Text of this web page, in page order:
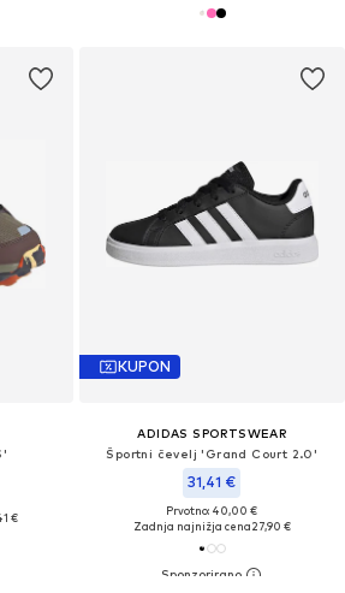
€
KUPON
ADIDAS SPORTSWEAR
Športni čevelj 'Grand Court 2.0'
31,41 €
Prvotno: 40,00 €
Zadnja najnižja cena27,90 €